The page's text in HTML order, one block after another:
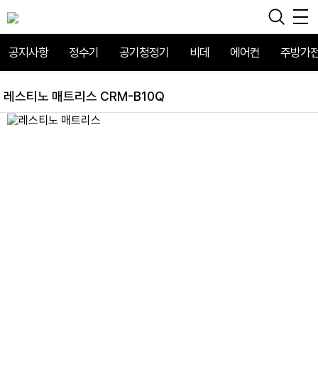
공지사항 정수기 공기청정기 비데 에어컨 주방가
레스티노 매트리스 CRM-B10Q